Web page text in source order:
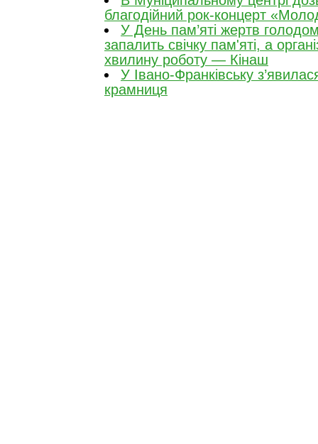
благодійний рок-концерт
У День пам’яті жертв
запалить свічку пам'яті, а
хвилину роботу — Кінаш
У Івано-Франківську
крамниця